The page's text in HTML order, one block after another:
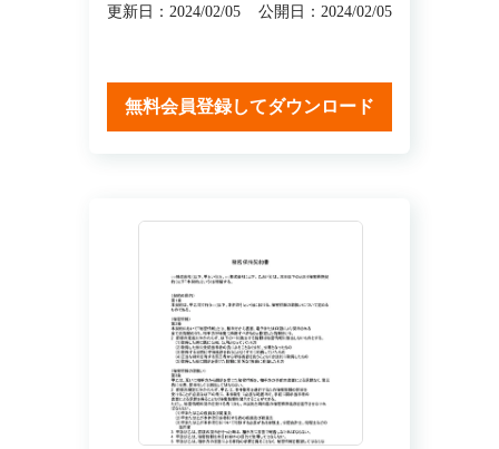
更新日：2024/02/05
公開日：2024/02/05
無料会員登録してダウンロード